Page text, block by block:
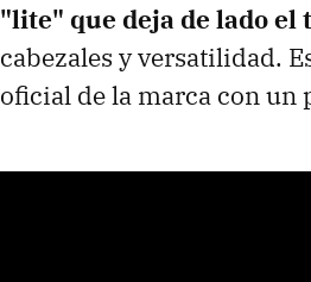
"lite" que deja de lado el
cabezales y versatilidad.
oficial de la marca con un